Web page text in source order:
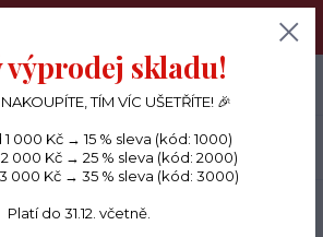
DÁRKY odesílám každý den, KREATIVNÍ
Menu
CZK
výprodej skladu!
TÍM VÍC UŠETŘÍTE! 🎉
000 Kč → 15 % sleva (kód: 1000)
000 Kč → 25 % sleva (kód: 2000)
000 Kč → 35 % sleva (kód: 3000)
Platí do 31.12. včetně.